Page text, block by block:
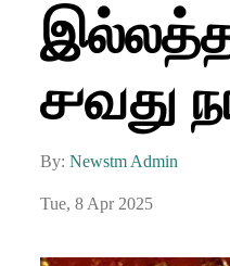
௪வது
By: Newstm Admin
Tue, 8 Apr 2025